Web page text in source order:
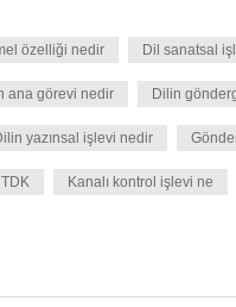
özelliği nedir Dil sanatsal
ana görevi nedir Dilin
yazınsal işlevi nedir
Kanalı kontrol işlevi ne